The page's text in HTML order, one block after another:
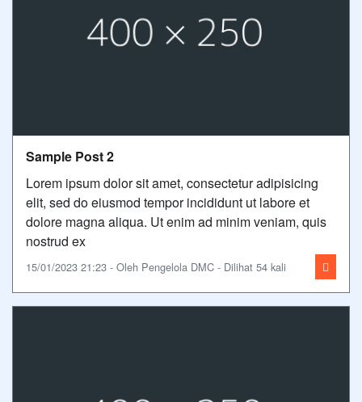
Sample Post 2
Lorem ipsum dolor sit amet, consectetur adipisicing
elit, sed do eiusmod tempor incididunt ut labore et
dolore magna aliqua. Ut enim ad minim veniam, quis
nostrud ex
15/01/2023 21:23 - Oleh Pengelola DMC - Dilihat 54 kali